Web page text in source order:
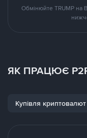
Обмінюйте TRUMP на
ЯК ПРАЦЮЄ
Купівля криптовалют